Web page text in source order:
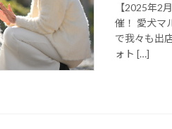
【2025年2
催！ 愛犬マ
で我々も出
ォト […]